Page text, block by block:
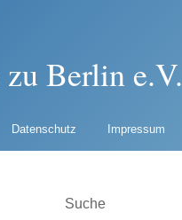
Berlin e.V.
Datenschutz Impressum
Suche